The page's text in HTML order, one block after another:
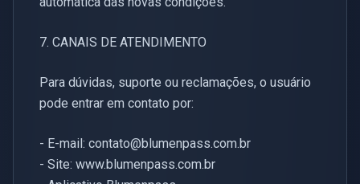
7. CANAIS DE ATENDIMENTO
Para dúvidas, suporte ou reclamações, o usuário
pode entrar em contato por:
- E-mail: contato@blumenpass.com.br
- Site: www.blumenpass.com.br